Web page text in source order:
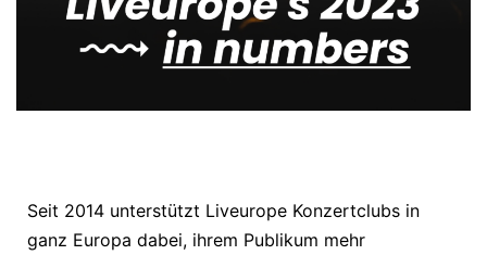
Seit 2014 unterstützt Liveurope Konzertclubs in
ganz Europa dabei, ihrem Publikum mehr